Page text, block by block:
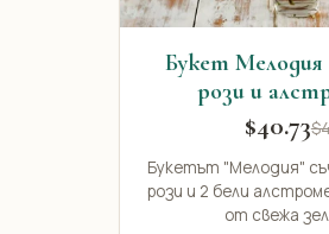
Букет
рози и
$40.73
Букетът "Мелодия"
рози и 2 бели
от свежа